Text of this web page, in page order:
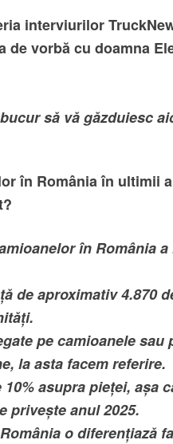
interviurilor
vorbă cu doamna
să vă găzduiesc
în România în ultimii
în România
de aproximativ 4.870
pe camioanele sau
la asta facem referire.
asupra pieței, așa
privește anul 2025.
o diferențiază